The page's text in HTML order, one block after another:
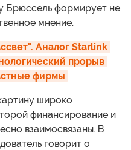
Брюссель формирует не
мнение.
Аналог Starlink
прорыв
фирмы
широко
финансирование и
взаимосвязаны. В
говорит о